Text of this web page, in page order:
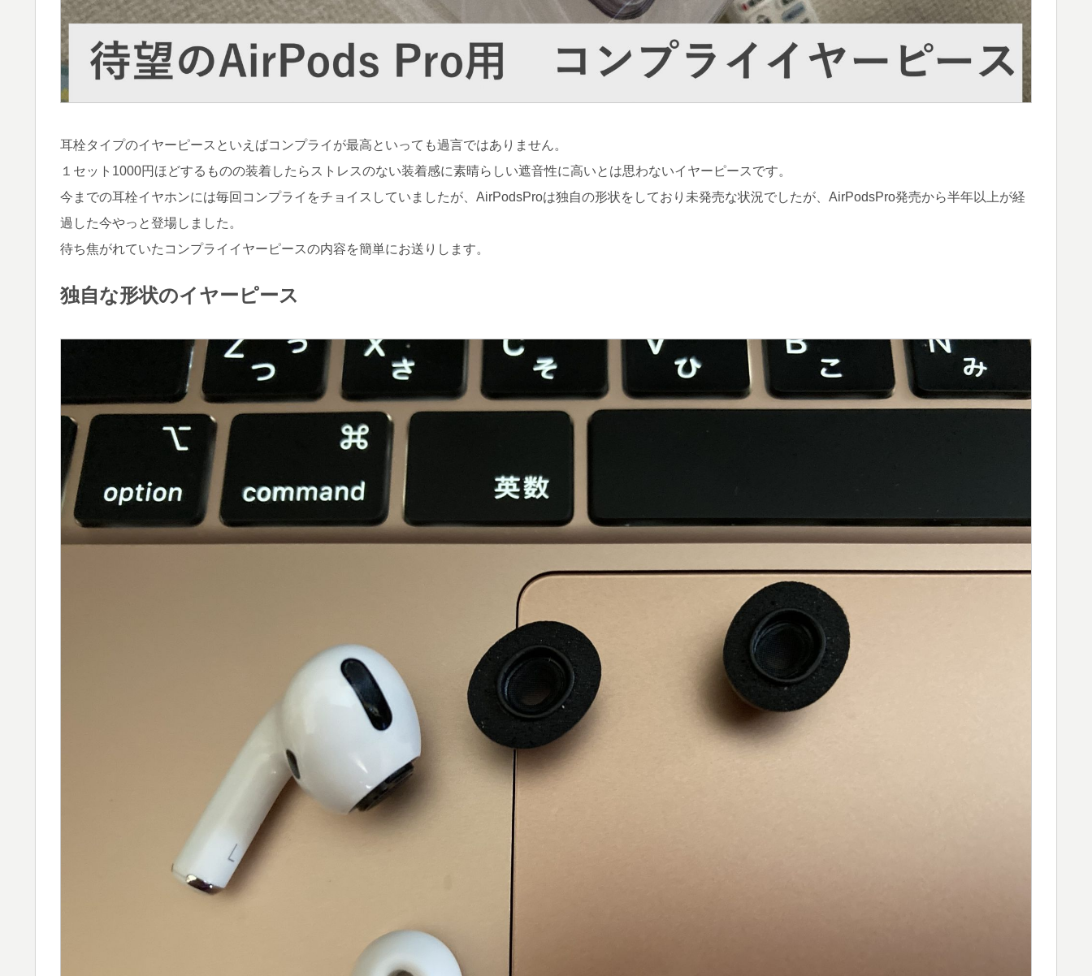
耳栓タイプのイヤーピースといえばコンプライが最高といっても過言ではありません。
１セット1000円ほどするものの装着したらストレスのない装着感に素晴らしい遮音性に高いとは思わないイヤーピースです。
今までの耳栓イヤホンには毎回コンプライをチョイスしていましたが、AirPodsProは独自の形状をしており未発売な状況でしたが、AirPodsPro発売から半年以上が経
過した今やっと登場しました。
待ち焦がれていたコンプライイヤーピースの内容を簡単にお送りします。
独自な形状のイヤーピース